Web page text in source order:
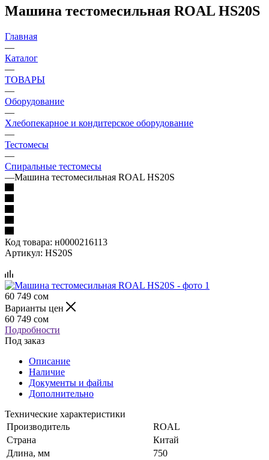
Машина тестомесильная ROAL HS20S
Главная
—
Каталог
—
ТОВАРЫ
—
Оборудование
—
Хлебопекарное и кондитерское оборудование
—
Тестомесы
—
Спиральные тестомесы
—Машина тестомесильная ROAL HS20S
Код товара: н0000216113
Артикул: HS20S
60 749 сом
Варианты цен
60 749 сом
Подробности
Под заказ
Описание
Наличие
Документы и файлы
Дополнительно
Технические характеристики
Производитель
ROAL
Страна
Китай
Длина, мм
750